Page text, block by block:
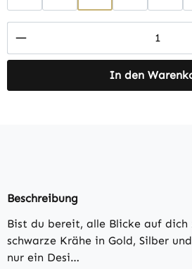
Produkt Anzahl: Gib
In den
Beschreibung
Bist du bereit, alle Blicke auf dich
schwarze Krähe in Gold, Silber
nur ein Desi…